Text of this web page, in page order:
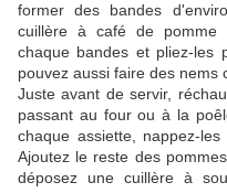
former des bandes
cuillère à café de pomme
chaque bandes et pliez-les
pouvez aussi faire des nems
Juste avant de servir,
passant au four ou à la
chaque assiette, nappez-
Ajoutez le reste des
déposez une cuillère à